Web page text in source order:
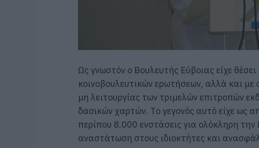
Ως γνωστόν ο Βουλευτής Εύβοιας είχε
κοινοβουλευτικών ερωτήσεων, αλλά και
μη λειτουργίας των τριμελών επιτροπών
δασικών χαρτών. Το γεγονός αυτό είχε ως
περίπου 8.000 ενστάσεις για ολόκληρη
αναστάτωση στους ιδιοκτήτες και